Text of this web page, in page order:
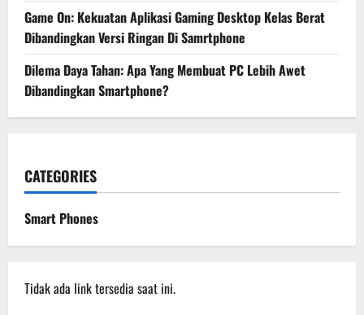
Game On: Kekuatan Aplikasi Gaming Desktop Kelas Berat
Dibandingkan Versi Ringan Di Samrtphone
Dilema Daya Tahan: Apa Yang Membuat PC Lebih Awet
Dibandingkan Smartphone?
CATEGORIES
Smart Phones
Tidak ada link tersedia saat ini.